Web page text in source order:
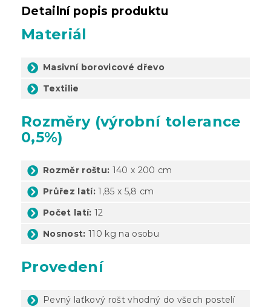
Detailní popis produktu
Materiál
Masivní borovicové dřevo
Textilie
Rozměry (výrobní tolerance
0,5%)
Rozměr roštu: 140 x 200 cm
Průřez latí: 1,85 x 5,8 cm
Počet latí: 12
Nosnost: 110 kg na osobu
Provedení
Pevný laťkový rošt vhodný do všech postelí